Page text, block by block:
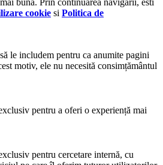
cookie si Politica de
le includem pentru ca anumite pagini
motiv, ele nu necesită consimțământul
pentru a oferi o experiență mai
pentru cercetare internă, cu